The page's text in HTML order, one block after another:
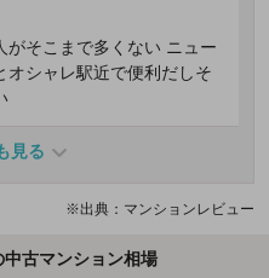
がそこまで多くない ニュー
オシャレ駅近で便利だしそ
見る
※出典：マンションレビュー
中古マンション相場